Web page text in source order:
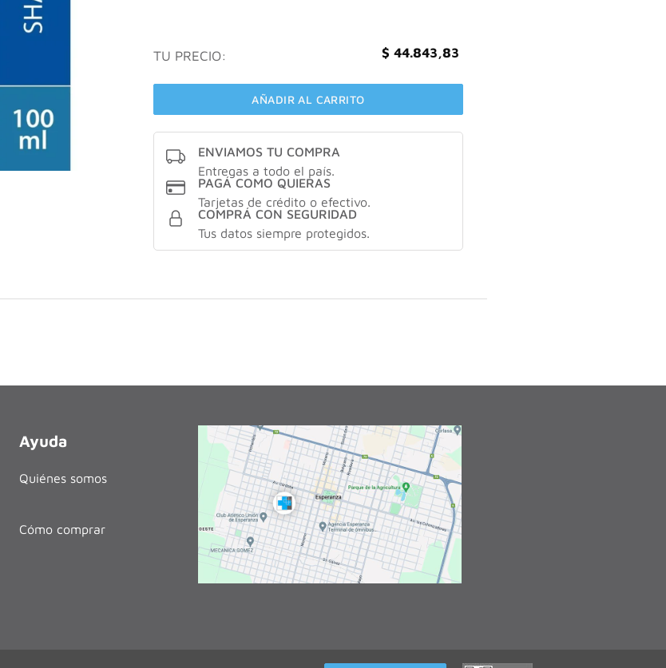
TU PRECIO: $ 44.843,83
AÑADIR AL CARRITO
ENVIAMOS TU COMPRA
Entregas a todo el país.
PAGÁ COMO QUIERAS
Tarjetas de crédito o efectivo.
COMPRÁ CON SEGURIDAD
Tus datos siempre protegidos.
Ayuda
Quiénes somos
Cómo comprar